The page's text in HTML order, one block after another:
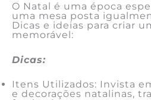
O Natal é uma época
uma mesa posta
Dicas e ideias para criar
memorável:
Dicas:
Itens Utilizados: Invista
e decorações natalinas,